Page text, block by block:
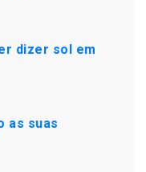
dizer sol em
as suas